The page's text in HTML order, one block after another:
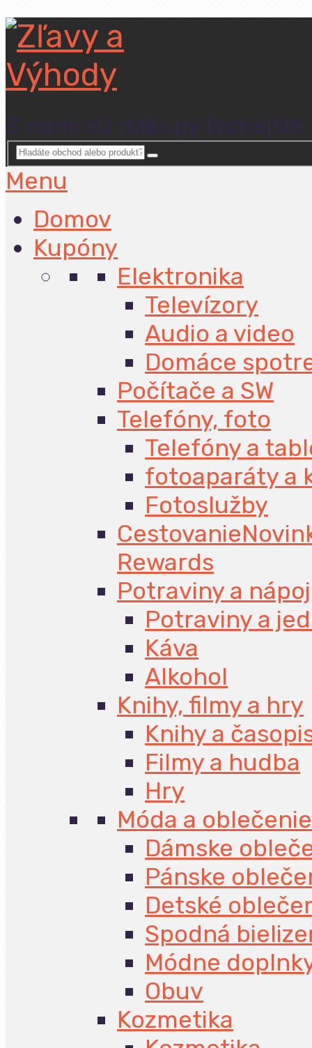
S nami sú nákupy lacnejšie
Menu
Domov
Kupóny
Elektronika
Televízory
Audio a video
Domáce
Počítače a SW
Telefóny, foto
Telefóny a
fotoaparáty a
Fotoslužby
Cestovanie
Rewards
Potraviny a
Potraviny a
Káva
Alkohol
Knihy, filmy a hry
Knihy a
Filmy a hudba
Hry
Móda a oblečenie
Dámske
Pánske
Detské
Spodná
Módne
Obuv
Kozmetika